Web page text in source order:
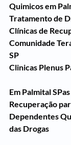
Quimicos em
Tratamento de
Clínicas de
Comunidade
SP
Clinicas Plenus
Em Palmital
Recuperação
Dependentes
das Drogas